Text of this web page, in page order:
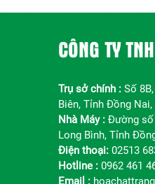
CÔNG TY
Trụ sở chính :Số 8B,
Biên, Tỉnh Đồng
Nhà Máy :Đường số
Long Bình, Tỉnh
Điện thoại:02513
Hotline :0962 461
Email :